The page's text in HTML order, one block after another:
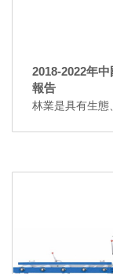
2018-2022年
報告
林業是具有生態